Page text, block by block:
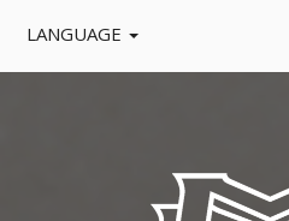
LANGUAGE